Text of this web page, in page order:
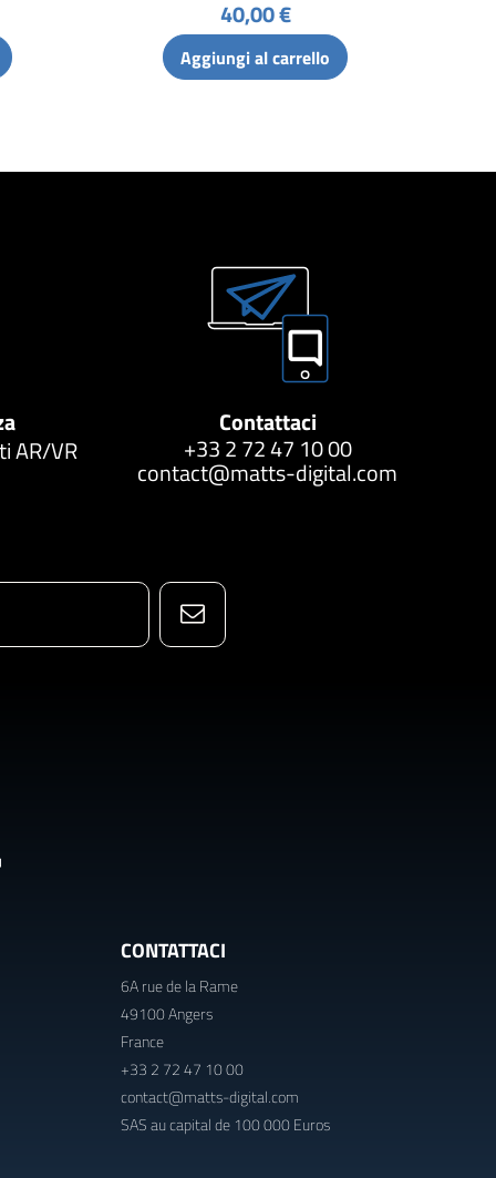
40,00 €
Aggiungi al carrello
AR/VR
Contattaci
+33 2 72 47 10 00
contact@matts-digital.com
CONTATTACI
6A rue de la Rame
49100 Angers
France
+33 2 72 47 10 00
contact@matts-digital.com
SAS au capital de 100 000 Euros